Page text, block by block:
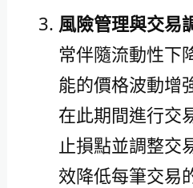
風險管理與交易
常伴隨流動性下
能的價格波動增
在此期間進行交
止損點並調整交
效降低每筆交易